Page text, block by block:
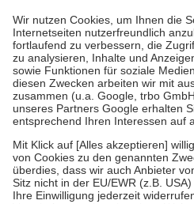
höchstens zehn Euro.
Es sind
Kosten der Leistung zu entrichten.
Diese Regeln gelten grundsätzlich
Bei Heilmitteln und häuslicher
Zuzahlung zehn Prozent der Kosten
Verordnung.
Um das Engagement der
stärken und die besondere Stellung
fallenkeine Zuzahlungenan bei:
• Kindern und Jugendlichen bis
mit Ausnahme der Fahrkosten
• Untersuchungen zur Vorsorge und